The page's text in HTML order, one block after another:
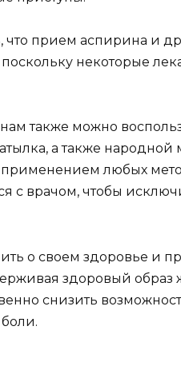
что прием аспирина и
некоторые
также можно
а также
любых
с врачом, чтобы
о своем здоровье и
здоровый
снизить